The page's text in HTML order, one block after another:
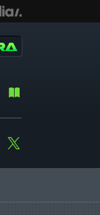
Youtube